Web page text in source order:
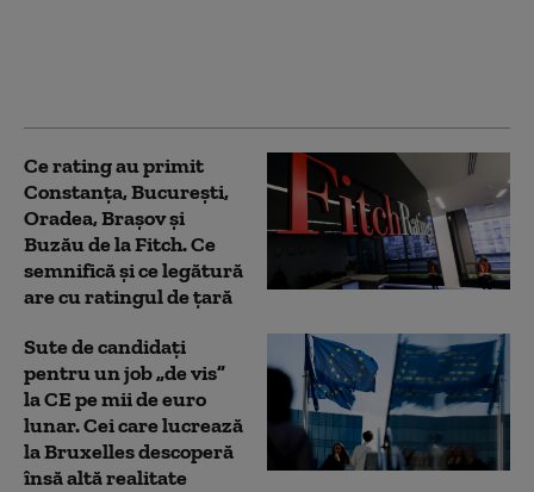
Ce rating au primit
Constanța, București,
Oradea, Brașov și
Buzău de la Fitch. Ce
semnifică și ce legătură
are cu ratingul de țară
Sute de candidați
pentru un job „de vis”
la CE pe mii de euro
lunar. Cei care lucrează
la Bruxelles descoperă
însă altă realitate